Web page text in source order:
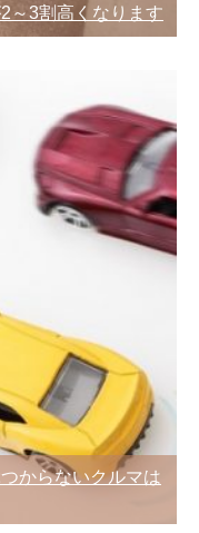
～3割高くなります
からないクルマは